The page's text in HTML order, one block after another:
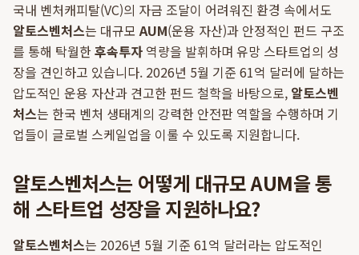
국내 벤처캐피탈(VC)의 자금 조달이 어려워진 환경 속에서도
알토스벤처스는 대규모AUM(운용 자산)과 안정적인 펀드 구조
를 통해 탁월한후속투자 역량을 발휘하며 유망 스타트업의 성
장을 견인하고 있습니다. 2026년 5월 기준 61억 달러에 달하는
압도적인 운용 자산과 견고한 펀드 철학을 바탕으로, 알토스벤
처스는 한국 벤처 생태계의 강력한 안전판 역할을 수행하며 기
업들이 글로벌 스케일업을 이룰 수 있도록 지원합니다.
알토스벤처스는 어떻게 대규모 AUM을 통
해 스타트업 성장을 지원하나요?
알토스벤처스는 2026년 5월 기준 61억 달러라는 압도적인